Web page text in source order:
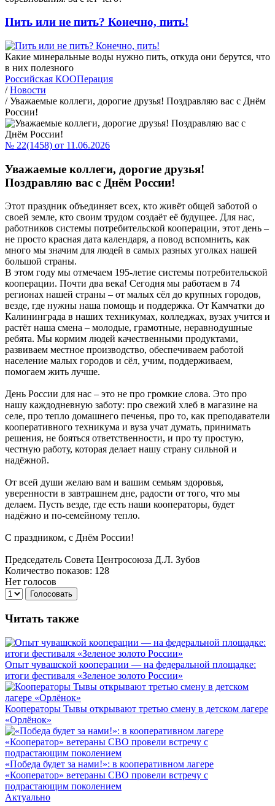
Пить или не пить? Конечно, пить!
Какие минеральные воды нужно пить, откуда они берутся, что
в них полезного
Российская КООПерация
/ Новости
/ Уважаемые коллеги, дорогие друзья! Поздравляю вас с Днём
России!
№ 22(1458) от 11.06.2026
Уважаемые коллеги, дорогие друзья!
Поздравляю вас с Днём России!
Этот праздник объединяет всех, кто живёт общей заботой о
своей земле, кто своим трудом создаёт её будущее. Для нас,
работников системы потребительской кооперации, этот день –
не просто красная дата календаря, а повод вспомнить, как
много мы значим для людей в самых разных уголках нашей
большой страны.
В этом году мы отмечаем 195-летие системы потребительской
кооперации. Почти два века! Сегодня мы работаем в 74
регионах нашей страны – от малых сёл до крупных городов,
везде, где нужны наша помощь и поддержка. От Камчатки до
Калининграда в наших техникумах, колледжах, вузах учится и
растёт наша смена – молодые, грамотные, неравнодушные
ребята. Мы кормим людей качественными продуктами,
развиваем местное производство, обеспечиваем работой
население малых городов и сёл, учим, поддерживаем,
помогаем жить лучше.
День России для нас – это не про громкие слова. Это про
нашу каждодневную заботу: про свежий хлеб в магазине на
селе, про тепло домашнего печенья, про то, как преподаватели
кооперативного техникума и вуза учат думать, принимать
решения, не бояться ответственности, и про ту простую,
честную работу, которая делает нашу страну сильной и
надёжной.
От всей души желаю вам и вашим семьям здоровья,
уверенности в завтрашнем дне, радости от того, что мы
делаем. Пусть везде, где есть наши кооператоры, будет
надёжно и по-семейному тепло.
С праздником, с Днём России!
Председатель Совета Центросоюза Д.Л. Зубов
Количество показов: 128
Нет голосов
Голосовать
Читать также
Опыт чувашской кооперации — на федеральной площадке:
итоги фестиваля «Зеленое золото России»
Кооператоры Тывы открывают третью смену в детском лагере
«Орлёнок»
«Победа будет за нами!»: в кооперативном лагере
«Кооператор» ветераны СВО провели встречу с
подрастающим поколением
Актуально